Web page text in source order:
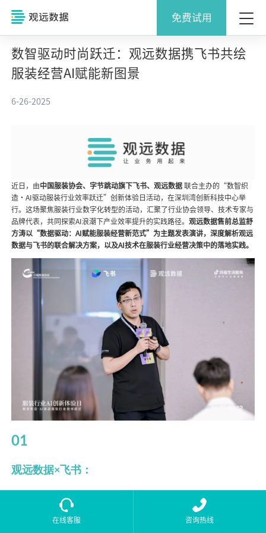
免费试用
数智驱动时尚跃迁：观远数据携飞书共绘
服装经营AI赋能新图景
6-26-2025
近日，由中国服装协会、字节跳动旗下飞书、观远数据 联合主办的“数智织
造・AI驱动服装行业效率跃迁”创新体验日活动，在深圳湾创新科技中心举
行。这场聚焦服装行业数字化转型的活动，汇聚了行业协会领导、技术专家与
品牌代表，共同探索AI浪潮下产业效率提升的实践路径。观远数据售前总监舒
方涛以“数据驱动：AI赋能服装经营新范式”为主题发表演讲，深度解析观远
数据与飞书的联合解决方案，以及AI技术在服装行业经营决策中的落地实践。
01
观远数据×飞书：
构建数据智能全链路协同体系
在服装行业数字化转型的关键期， 与飞书基于“敏捷数据赋能先进组
在线客服 咨询热线